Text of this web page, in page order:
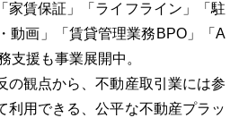
家賃保証」「ライフライン」「駐
動画」「賃貸管理業務BPO」「A
支援も事業展開中。
の観点から、不動産取引業には参
利用できる、公平な不動産プラッ